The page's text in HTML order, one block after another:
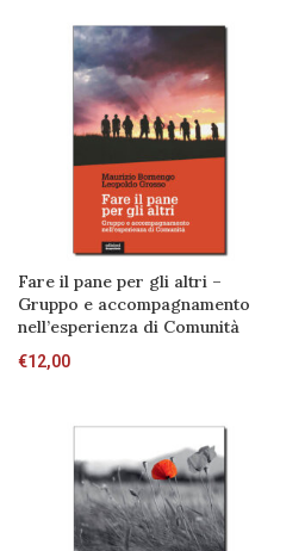
Fare il pane per gli altri –
Gruppo e accompagnamento
nell’esperienza di Comunità
€12,00